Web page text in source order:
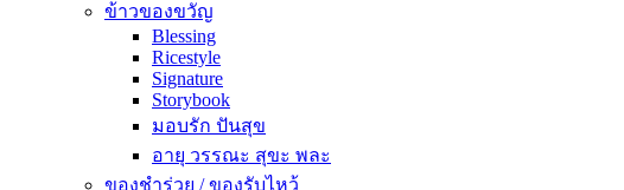
ข้าวของขวัญ
Blessing
Ricestyle
Signature
Storybook
มอบรัก ปันสุข
อายุ วรรณะ สุขะ พละ
ของชำร่วย / ของรับไหว้